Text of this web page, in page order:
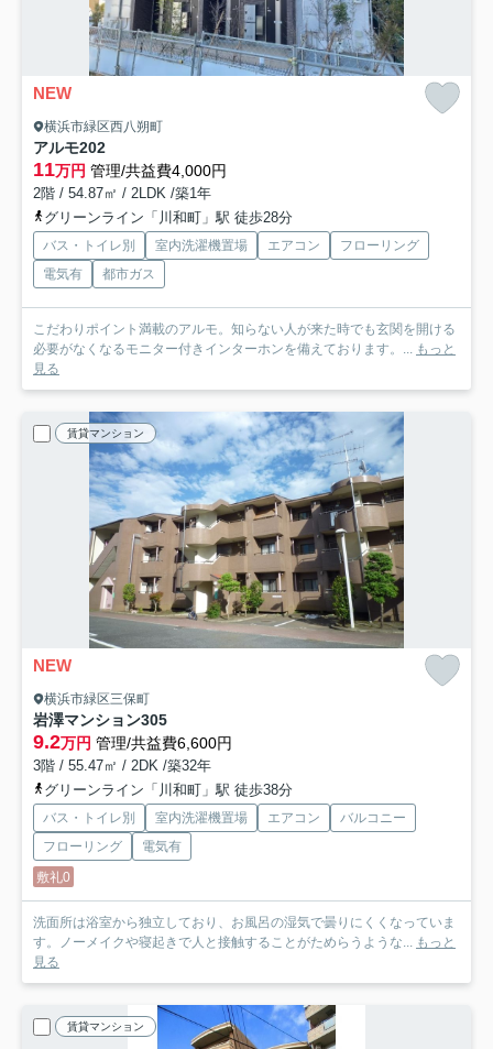
NEW
横浜市緑区西八朔町
アルモ202
11万円 管理/共益費4,000円
2階 / 54.87㎡ / 2LDK /築1年
グリーンライン「川和町」駅 徒歩28分
バス・トイレ別 室内洗濯機置場 エアコン
フローリング
電気有
都市ガス
こだわりポイント満載のアルモ。知らない人が来た時でも玄関を開ける
必要がなくなるモニター付きインターホンを備えております。... もっと
見る
賃貸マンション
NEW
横浜市緑区三保町
岩澤マンション305
9.2万円 管理/共益費6,600円
3階 / 55.47㎡ / 2DK /築32年
グリーンライン「川和町」駅 徒歩38分
バス・トイレ別 室内洗濯機置場 エアコン
バルコニー
フローリング
電気有
敷礼0
洗面所は浴室から独立しており、お風呂の湿気で曇りにくくなっていま
す。ノーメイクや寝起きで人と接触することがためらうような... もっと
見る
賃貸マンション